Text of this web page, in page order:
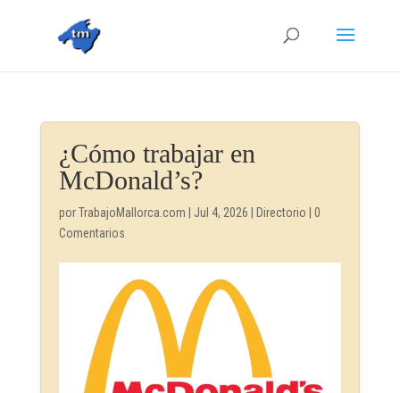
¿Cómo trabajar en
McDonald’s?
porTrabajoMallorca.com Jul 4, 2026 Directorio
0
Comentarios